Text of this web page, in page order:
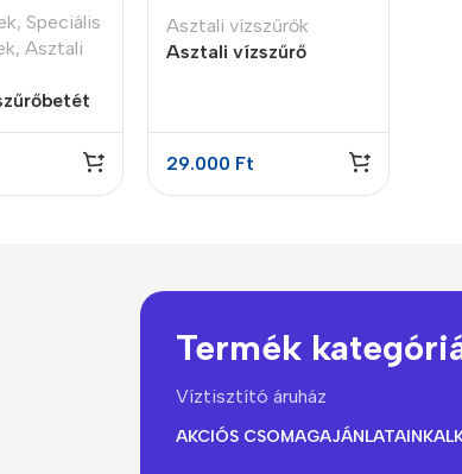
, Speciális
, Asztali
+ Ag +
Asztali vízszűrők
Asztali vízszűrő
29.000 Ft
Termék
Víztisztító áruház
AKCIÓS CSOMAGAJÁNLATAINK